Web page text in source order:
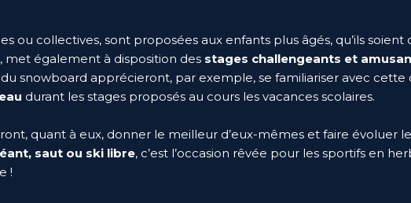
ou collectives, sont proposées aux enfants plus âgés, qu’ils
met également à disposition des stages challengeants et
snowboard apprécieront, par exemple, se familiariser avec
durant les stages proposés au cours les vacances scolaires.
quant à eux, donner le meilleur d’eux-mêmes et faire évoluer
saut ou ski libre, c’est l’occasion rêvée pour les sportifs en
!